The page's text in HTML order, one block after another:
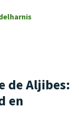
de Aljibes:
en